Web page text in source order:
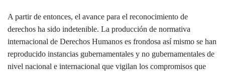
A partir de entonces, el avance para el reconocimiento de
derechos ha sido indetenible. La producción de normativa
internacional de Derechos Humanos es frondosa así mismo se han
reproducido instancias gubernamentales y no gubernamentales de
nivel nacional e internacional que vigilan los compromisos que